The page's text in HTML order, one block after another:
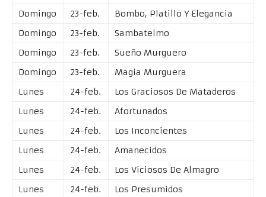
Domingo
23-feb.
Bombo, Platillo Y Elegancia
Domingo
23-feb.
Sambatelmo
Domingo
23-feb.
Sueño Murguero
Domingo
23-feb.
Magia Murguera
Lunes
24-feb.
Los Graciosos De Mataderos
Lunes
24-feb.
Afortunados
Lunes
24-feb.
Los Inconcientes
Lunes
24-feb.
Amanecidos
Lunes
24-feb.
Los Viciosos De Almagro
Lunes
24-feb.
Los Presumidos